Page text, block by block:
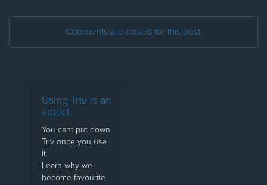
Comments are closed for this post.
Using Triv is an
addict.
You cant put down
Triv once you use
it.
Learn why we
become favourite